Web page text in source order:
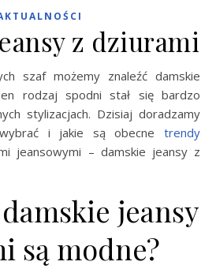
z dziurami
rodzaj spodni stał się bardzo
stylizacjach. Dzisiaj doradzamy
i jakie są obecne trendy
jeansowymi – damskie jeansy z
jeansy
są modne?